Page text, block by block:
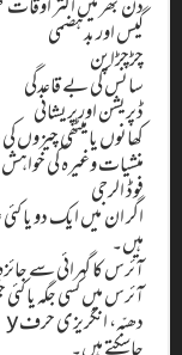
گیس اور بدہضمی
چڑچڑاپن
سانس کی بے قاعدگی
ڈپریشن اورپریشانی
کھانوں یا میٹھی چیزوں
منشیات وغیرہ کی خواہش
فوڈ الرجی
اگر ان میں ایک دو یا
ہیں۔
آئرس کا گہرائی سے
آئرس میں کسی جگہ یا